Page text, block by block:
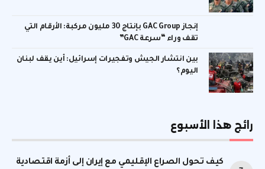
إنجاز GAC Group بإنتاج 30 مليون مركبة: الأرقام التي
تقف وراء “سرعة GAC”
بين انتشار الجيش وتفجيرات إسرائيل: أين يقف لبنان
اليوم؟
رائج هذا الأسبوع
كيف تحول الصراع الإقليمي مع إيران إلى أزمة اقتصادية